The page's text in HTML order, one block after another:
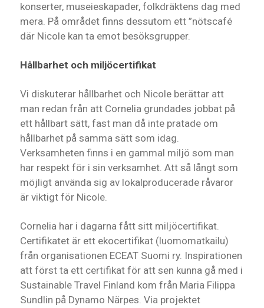
konserter, museieskapader, folkdräktens dag med
mera. På området finns dessutom ett ”nötscafé
där Nicole kan ta emot besöksgrupper.
Hållbarhet och miljöcertifikat
Vi diskuterar hållbarhet och Nicole berättar att
man redan från att Cornelia grundades jobbat på
ett hållbart sätt, fast man då inte pratade om
hållbarhet på samma sätt som idag.
Verksamheten finns i en gammal miljö som man
har respekt för i sin verksamhet. Att så långt som
möjligt använda sig av lokalproducerade råvaror
är viktigt för Nicole.
Cornelia har i dagarna fått sitt miljöcertifikat.
Certifikatet är ett ekocertifikat (luomomatkailu)
från organisationen ECEAT Suomi ry. Inspirationen
att först ta ett certifikat för att sen kunna gå med i
Sustainable Travel Finland kom från Maria Filippa
Sundlin på Dynamo Närpes. Via projektet